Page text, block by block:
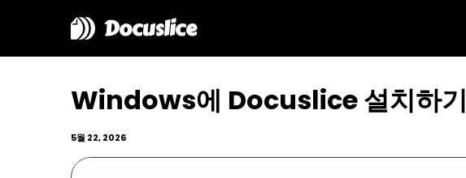
Docuslice
Windows에 Docuslice 설치하기
5월 22, 2026